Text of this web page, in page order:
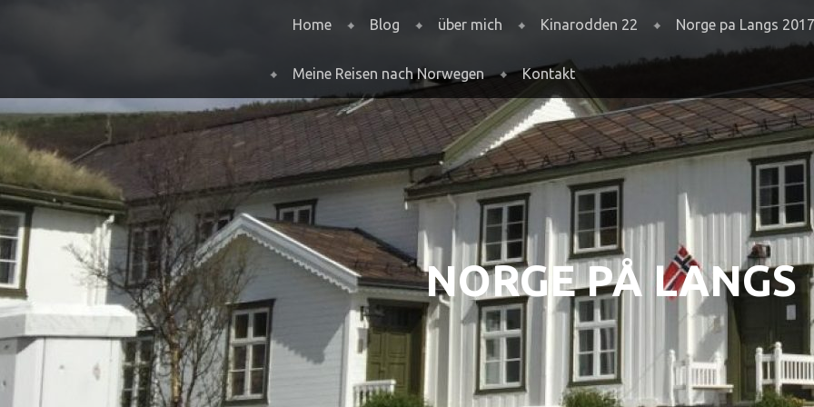
Home Blog über mich Kinarodden 22 Norge pa Langs 2017
Meine Reisen nach Norwegen Kontakt
NORGE PÅ LANGS